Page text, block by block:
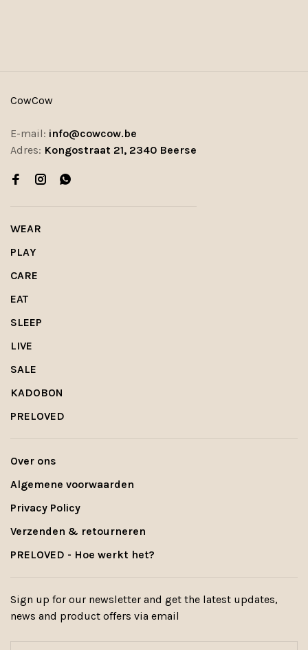
CowCow
E-mail: info@cowcow.be
Adres: Kongostraat 21, 2340 Beerse
WEAR
PLAY
CARE
EAT
SLEEP
LIVE
SALE
KADOBON
PRELOVED
Over ons
Algemene voorwaarden
Privacy Policy
Verzenden & retourneren
PRELOVED - Hoe werkt het?
Sign up for our newsletter and get the latest updates,
news and product offers via email